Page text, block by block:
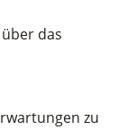
das
zu